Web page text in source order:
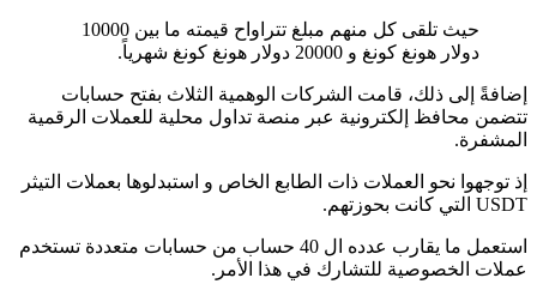
حيث تلقى كل منهم مبلغ تتراواح قيمته ما بين 10000
دولار هونغ كونغ و 20000 دولار هونغ كونغ شهرياً.
إضافةً إلى ذلك، قامت الشركات الوهمية الثلاث بفتح حسابات
تتضمن محافظ إلكترونية عبر منصة تداول محلية للعملات الرقمية
المشفرة.
إذ توجهوا نحو العملات ذات الطابع الخاص و استبدلوها بعملات التيثر
USDT التي كانت بحوزتهم.
استعمل ما يقارب عدده ال 40 حساب من حسابات متعددة تستخدم
عملات الخصوصية للتشارك في هذا الأمر.